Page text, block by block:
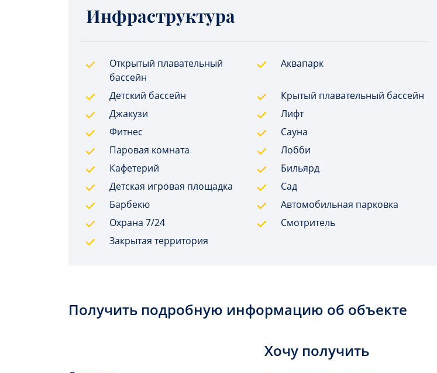
Инфраструктура
Открытый плавательный
бассейн
Аквапарк
Детский бассейн
Крытый плавательный бассейн
Джакузи
Лифт
Фитнес
Сауна
Паровая комната
Лобби
Кафетерий
Бильярд
Детская игровая площадка
Сад
Барбекю
Автомобильная парковка
Охрана 7/24
Смотритель
Закрытая территория
Получить подробную информацию об объекте
Хочу получить